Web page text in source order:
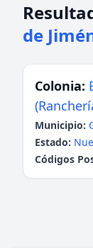
de
Colonia:
Municipio:
Estado:
Códigos